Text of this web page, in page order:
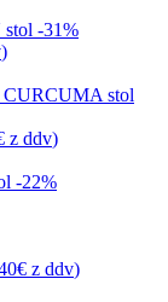
-31%
)
z ddv)
-22%
z ddv)